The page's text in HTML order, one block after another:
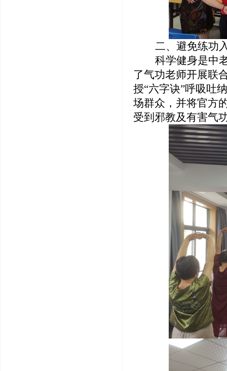
二、避免练功
科学健身是中
了气功老师开展联
授“六字诀”呼吸吐
场群众，并将官方
受到邪教及有害气